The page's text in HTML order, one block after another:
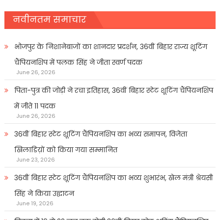
नवीनतम समाचार
भोजपुर के निशानेबाजों का शानदार प्रदर्शन, 36वीं बिहार राज्य शूटिंग
चैंपियनशिप में पलक सिंह ने जीता स्वर्ण पदक
June 26, 2026
पिता-पुत्र की जोड़ी ने रचा इतिहास, 36वीं बिहार स्टेट शूटिंग चैंपियनशिप
में जीते 11 पदक
June 26, 2026
36वीं बिहार स्टेट शूटिंग चैंपियनशिप का भव्य समापन, विजेता
खिलाडिय़ों को किया गया सम्मानित
June 23, 2026
36वीं बिहार स्टेट शूटिंग चैंपियनशिप का भव्य शुभारंभ, खेल मंत्री श्रेयसी
सिंह ने किया उद्घाटन
June 19, 2026